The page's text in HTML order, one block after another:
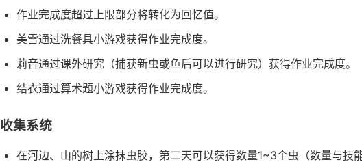
作业完成度超过上限部分将转化为回忆值。
美雪通过洗餐具小游戏获得作业完成度。
莉音通过课外研究（捕获新虫或鱼后可以进行研究）获得作业完成度。
结衣通过算术题小游戏获得作业完成度。
收集系统
在河边、山的树上涂抹虫胶，第二天可以获得数量1~3个虫（数量与技